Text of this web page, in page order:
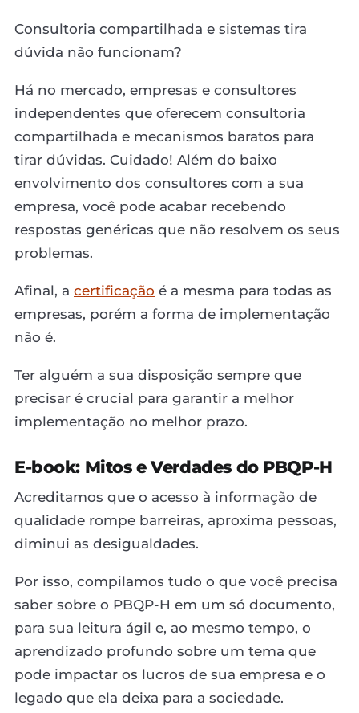
Consultoria compartilhada e sistemas tira
dúvida não funcionam?
Há no mercado, empresas e consultores
independentes que oferecem consultoria
compartilhada e mecanismos baratos para
tirar dúvidas. Cuidado! Além do baixo
envolvimento dos consultores com a sua
empresa, você pode acabar recebendo
respostas genéricas que não resolvem os seus
problemas.
Afinal, a certificação é a mesma para todas as
empresas, porém a forma de implementação
não é.
Ter alguém a sua disposição sempre que
precisar é crucial para garantir a melhor
implementação no melhor prazo.
E-book: Mitos e Verdades do PBQP-H
Acreditamos que o acesso à informação de
qualidade rompe barreiras, aproxima pessoas,
diminui as desigualdades.
Por isso, compilamos tudo o que você precisa
saber sobre o PBQP-H em um só documento,
para sua leitura ágil e, ao mesmo tempo, o
aprendizado profundo sobre um tema que
pode impactar os lucros de sua empresa e o
legado que ela deixa para a sociedade.